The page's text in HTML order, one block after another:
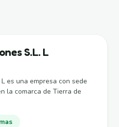
S.L. L
es una empresa con sede
la comarca de Tierra de